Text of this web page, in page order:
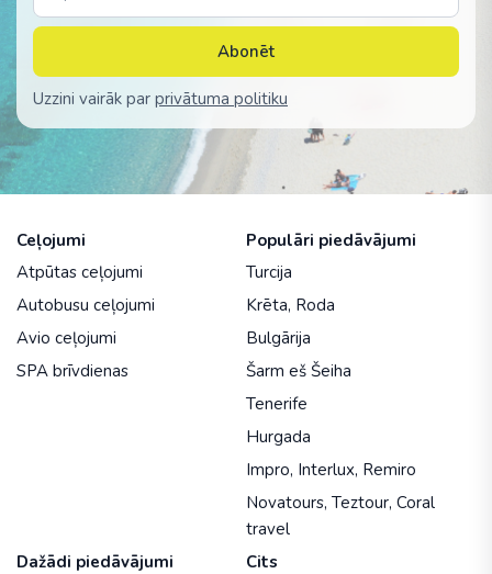
Abonēt
Uzzini vairāk par privātuma politiku
Ceļojumi
Atpūtas ceļojumi
Autobusu ceļojumi
Avio ceļojumi
SPA brīvdienas
Populāri piedāvājumi
Turcija
Krēta, Roda
Bulgārija
Šarm eš Šeiha
Tenerife
Hurgada
Impro, Interlux, Remiro
Novatours, Teztour, Coral
travel
Dažādi piedāvājumi
Cits